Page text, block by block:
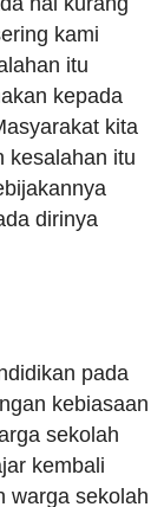
kami
itu
kepada
kita
kesalahan itu
dirinya
pada
kebiasaan
sekolah
kembali
warga sekolah